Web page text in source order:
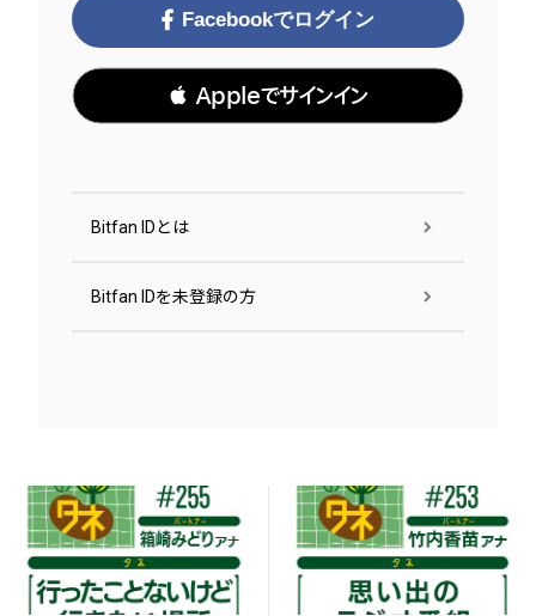
Facebookでログイン
 Appleでサインイン
Bitfan IDとは
Bitfan IDを未登録の方